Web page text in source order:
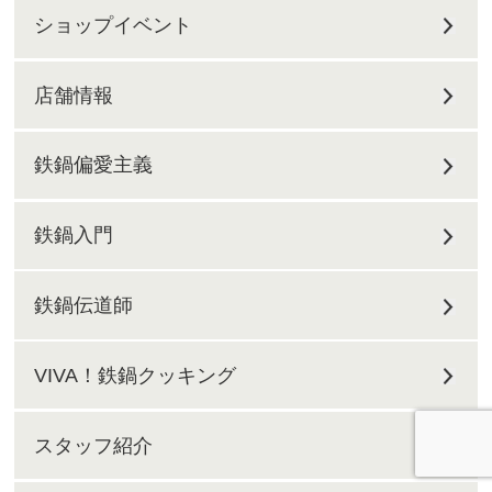
ショップイベント
店舗情報
鉄鍋偏愛主義
鉄鍋入門
鉄鍋伝道師
VIVA！鉄鍋クッキング
スタッフ紹介